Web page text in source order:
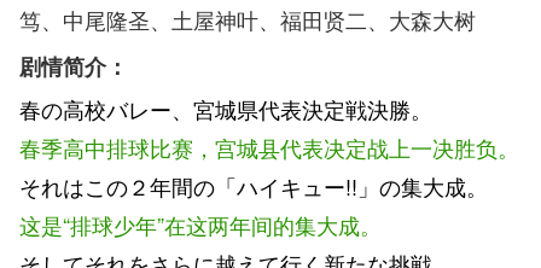
笃、中尾隆圣、土屋神叶、福田贤二、大森大树
剧情简介：
春の高校バレー、宮城県代表決定戦決勝。
春季高中排球比赛，宫城县代表决定战上一决胜负。
それはこの２年間の「ハイキュー!!」の集大成。
这是“排球少年”在这两年间的集大成。